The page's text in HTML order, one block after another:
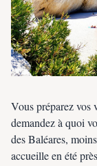
Vous préparez vos
demandez à quoi
des Baléares,
accueille en été